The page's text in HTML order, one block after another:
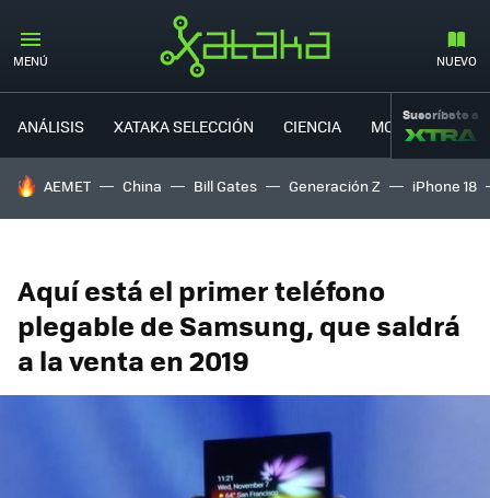
MENÚ NUEVO
ANÁLISIS XATAKA SELECCIÓN CIENCIA MOVILIDAD
Suscríbete a
HOY SE HABLA DE
AEMET China Bill Gates Generación Z iPhone 18
Aquí está el primer teléfono
plegable de Samsung, que saldrá
a la venta en 2019